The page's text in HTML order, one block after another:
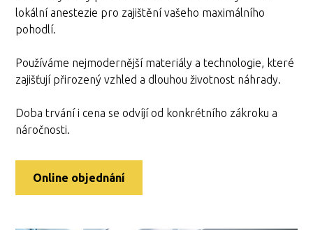
lokální anestezie pro zajištění vašeho maximálního
pohodlí.
Používáme nejmodernější materiály a technologie, které
zajišťují přirozený vzhled a dlouhou životnost náhrady.
Doba trvání i cena se odvíjí od konkrétního zákroku a
náročnosti.
Online objednání